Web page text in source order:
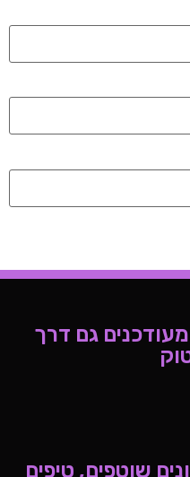
מעודכנים גם דרך
שוטפים, טיפים